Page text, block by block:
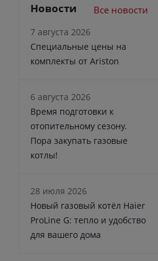
Новости Все новости
7 августа 2026
Специальные цены на
комплекты от Ariston
6 августа 2026
Время подготовки к
отопительному сезону.
Пора закупать газовые
котлы!
28 июля 2026
Новый газовый котёл Haier
ProLine G: тепло и удобство
для вашего дома